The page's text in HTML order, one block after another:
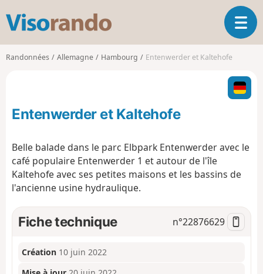
s
o
o
O
u
i
r
l
v
g
i
o
Randonnées Allemagne Hambourg Entenwerder et Kaltehofe
Entenwerder et Kaltehofe
Belle balade dans le parc Elbpark Entenwerder avec le
café populaire Entenwerder 1 et autour de l'île
Kaltehofe avec ses petites maisons et les bassins de
l'ancienne usine hydraulique.
Fiche technique n°22876629
Création 10 juin 2022